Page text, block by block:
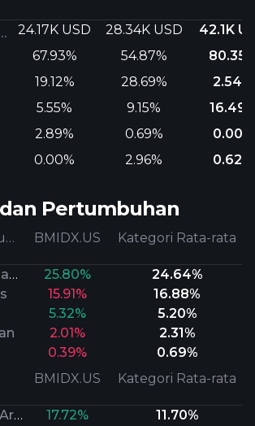
24.17K USD 28.34K USD
42.1K
67.93% 54.87%
19.12% 28.69%
2.54%
5.55% 9.15%
2.89% 0.69%
0.00%
0.00% 2.96% 0.62%
Pertumbuhan
Laju Pertumbuhan BMIDX.US Kategori Rata-rata
Harga/Perolehan Prospektif 25.80%
24.64%
15.91%
16.88%
5.32%
5.20%
2.01%
2.31%
0.39%
0.69%
BMIDX.US Kategori Rata-rata
Pertumbuhan Arus Kas 17.72%
11.70%